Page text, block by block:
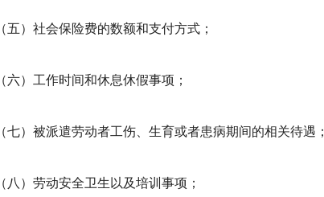
（五）社会保险费的数额和支付方式；
（六）工作时间和休息休假事项；
（七）被派遣劳动者工伤、生育或者患病期间的相关待遇；
（八）劳动安全卫生以及培训事项；